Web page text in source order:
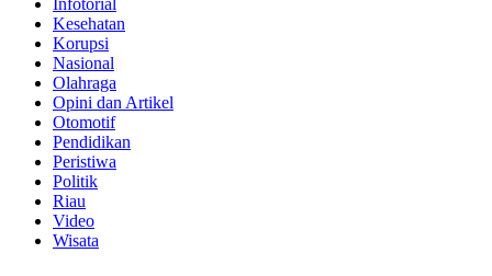
Infotorial
Kesehatan
Korupsi
Nasional
Olahraga
Opini dan Artikel
Otomotif
Pendidikan
Peristiwa
Politik
Riau
Video
Wisata